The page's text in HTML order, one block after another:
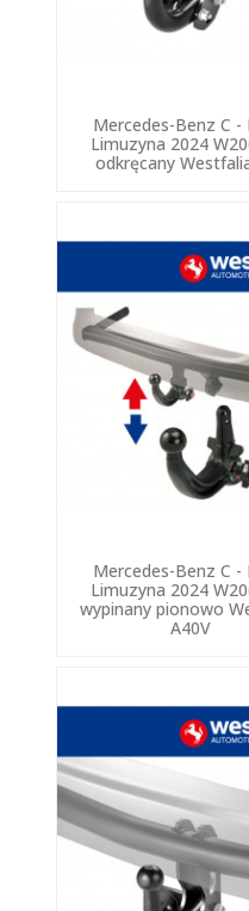
Mercedes-Benz C -
Limuzyna 2024
odkręcany
Mercedes-Benz C -
Limuzyna 2024
wypinany pionowo
A40V